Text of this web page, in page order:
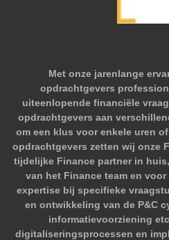
Met onze jarenlange
opdrachtgevers
uiteenlopende financiële
opdrachtgevers aan
om een klus voor enkele uren
opdrachtgevers zetten wij onze
tijdelijke Finance partner in
van het Finance team en
expertise bij specifieke
en ontwikkeling van de P&C
informatievoorziening
digitaliseringsprocessen en